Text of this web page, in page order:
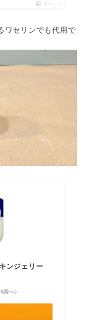
ポチップ
ワセリンでも代用で
ンジェリー
べ）